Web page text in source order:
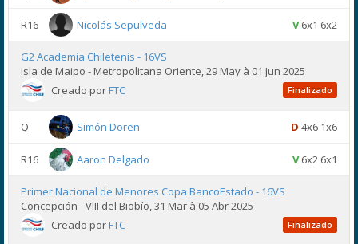
R16 Nicolás Sepulveda V6x1 6x2
G2 Academia Chiletenis - 16VS
Isla de Maipo - Metropolitana Oriente, 29 May à 01 Jun 2025
Creado porFTC Finalizado
Q Simón Doren D 4x6 1x6
R16 Aaron Delgado V6x2 6x1
Primer Nacional de Menores Copa BancoEstado - 16VS
Concepción - VIII del Biobío, 31 Mar à 05 Abr 2025
Creado porFTC Finalizado